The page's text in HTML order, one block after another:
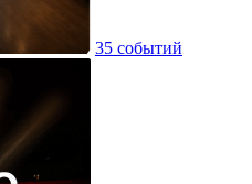
35 событий